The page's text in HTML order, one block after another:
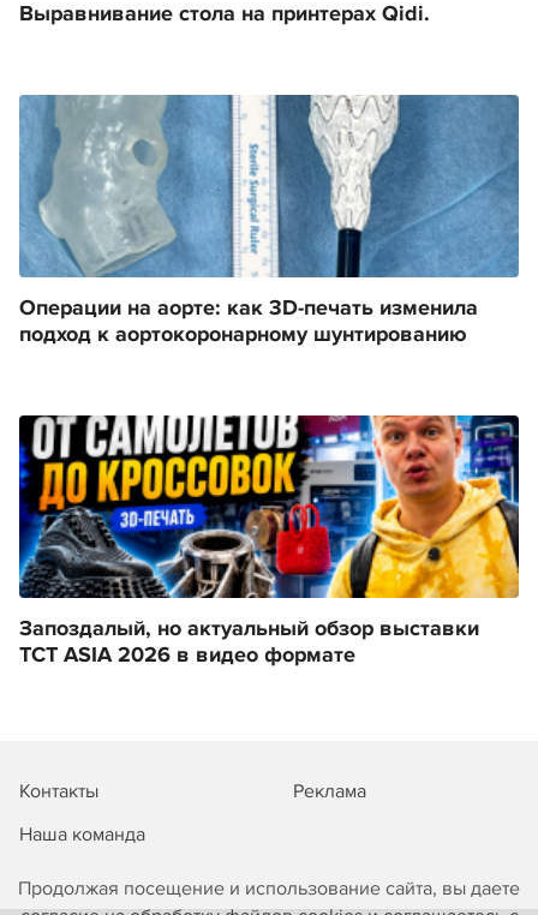
Продолжая посещение и использование сайта, вы даете
Выравнивание стола на принтерах Qidi.
Операции на аорте: как 3D-печать изменила
подход к аортокоронарному шунтированию
Запоздалый, но актуальный обзор выставки
TCT ASIA 2026 в видео формате
Контакты
Реклама
Наша команда